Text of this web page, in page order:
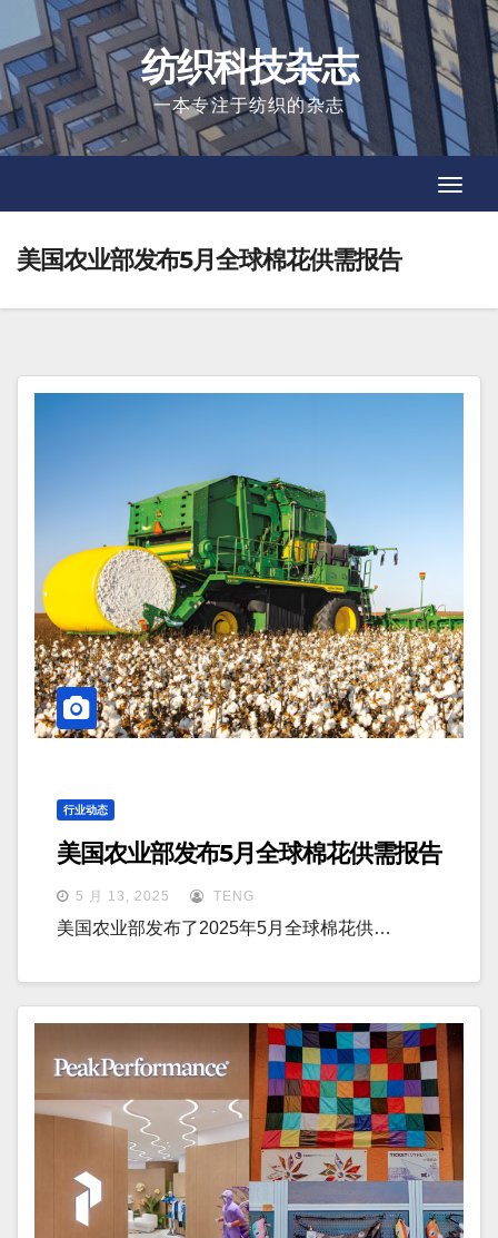
to
content
纺织科技杂志
一本专注于纺织的杂志
美国农业部发布5月全球棉花供需报告
行业动态
美国农业部发布5月全球棉花供需报告
5 月 13, 2025 TENG
美国农业部发布了2025年5月全球棉花供…